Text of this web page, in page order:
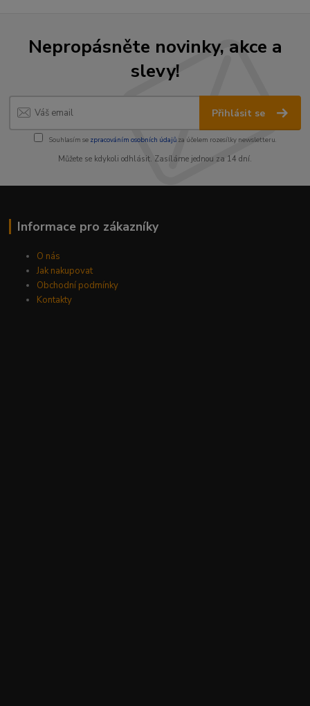
Nepropásněte novinky, akce a
slevy!
Přihlásit se
Souhlasím se zpracováním osobních údajůza účelem rozesílky newsletteru.
Můžete se kdykoli odhlásit. Zasíláme jednou za 14 dní.
Informace pro zákazníky
O nás
Jak nakupovat
Obchodní podmínky
Kontakty